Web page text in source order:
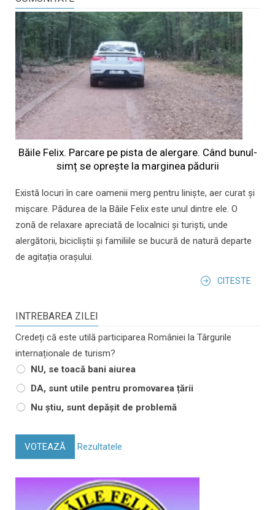
Băile Felix. Parcare pe pista de alergare. Când bunul-
simț se oprește la marginea pădurii
Există locuri în care oamenii merg pentru liniște, aer curat și
mișcare. Pădurea de la Băile Felix este unul dintre ele. O
zonă de relaxare apreciată de localnici și turiști, unde
alergătorii, bicicliștii și familiile se bucură de natură departe
de agitația orașului.
CITESTE
INTREBAREA ZILEI
Credeți că este utilă participarea României la Târgurile
internaționale de turism?
NU, se toacă bani aiurea
DA, sunt utile pentru promovarea țării
Nu știu, sunt depășit de problemă
VOTEAZĂ Rezultatele